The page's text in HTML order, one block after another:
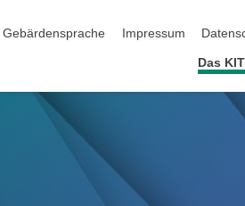
Gebärdensprache Impressum
Das KIT